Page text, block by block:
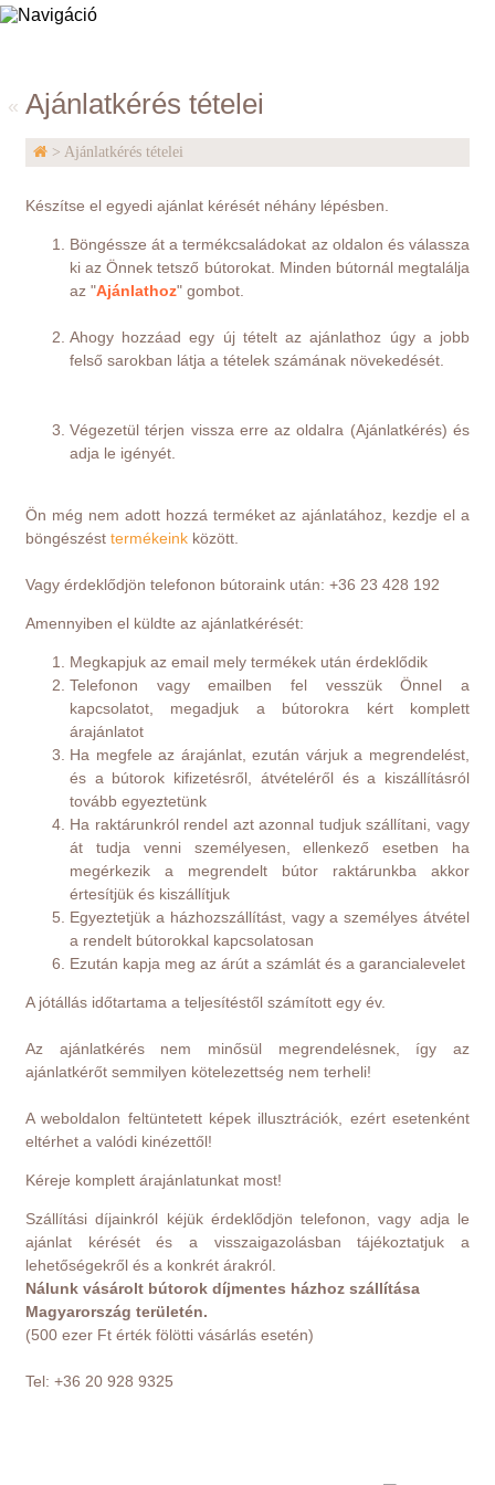
Ajánlatkérés tételei
«
> Ajánlatkérés tételei
Készítse el egyedi ajánlat kérését néhány lépésben.
Böngéssze át a termékcsaládokat az oldalon és válassza
ki az Önnek tetsző bútorokat. Minden bútornál megtalálja
az "Ajánlathoz" gombot.
Ahogy hozzáad egy új tételt az ajánlathoz úgy a jobb
felső sarokban látja a tételek számának növekedését.
Végezetül térjen vissza erre az oldalra (Ajánlatkérés) és
adja le igényét.
Ön még nem adott hozzá terméket az ajánlatához, kezdje el a
böngészést termékeink között.
Vagy érdeklődjön telefonon bútoraink után: +36 23 428 192
Amennyiben el küldte az ajánlatkérését:
Megkapjuk az email mely termékek után érdeklődik
Telefonon vagy emailben fel vesszük Önnel a
kapcsolatot, megadjuk a bútorokra kért komplett
árajánlatot
Ha megfele az árajánlat, ezután várjuk a megrendelést,
és a bútorok kifizetésről, átvételéről és a kiszállításról
tovább egyeztetünk
Ha raktárunkról rendel azt azonnal tudjuk szállítani, vagy
át tudja venni személyesen, ellenkező esetben ha
megérkezik a megrendelt bútor raktárunkba akkor
értesítjük és kiszállítjuk
Egyeztetjük a házhozszállítást, vagy a személyes átvétel
a rendelt bútorokkal kapcsolatosan
Ezután kapja meg az árút a számlát és a garancialevelet
A jótállás időtartama a teljesítéstől számított egy év.
Az ajánlatkérés nem minősül megrendelésnek, így az
ajánlatkérőt semmilyen kötelezettség nem terheli!
A weboldalon feltüntetett képek illusztrációk, ezért esetenként
eltérhet a valódi kinézettől!
Kéreje komplett árajánlatunkat most!
Szállítási díjainkról kéjük érdeklődjön telefonon, vagy adja le
ajánlat kérését és a visszaigazolásban tájékoztatjuk a
lehetőségekről és a konkrét árakról.
Nálunk vásárolt bútorok díjmentes házhoz szállítása
Magyarország területén.
(500 ezer Ft érték fölötti vásárlás esetén)
Tel: +36 20 928 9325